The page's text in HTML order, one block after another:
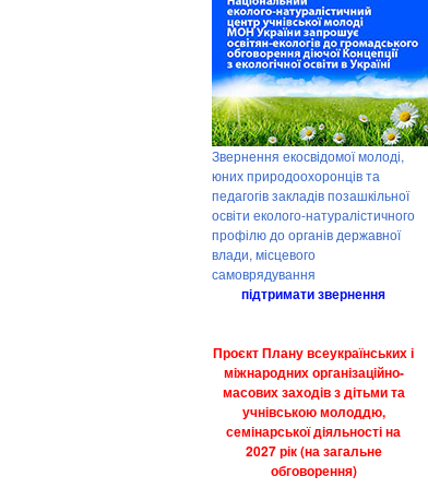
Звернення екосвідомої молоді,
юних природоохоронців та
педагогів закладів позашкільної
освіти еколого-натуралістичного
профілю до органів державної
влади, місцевого
самоврядування
підтримати звернення
Проєкт Плану всеукраїнських і
міжнародних організаційно-
масових заходів з дітьми та
учнівською молоддю,
семінарської діяльності на
2027 рік (на загальне
обговорення)